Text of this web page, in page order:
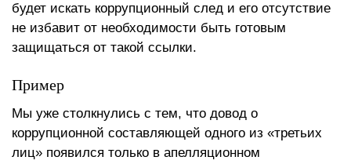
будет искать коррупционный след и его отсутствие
не избавит от необходимости быть готовым
защищаться от такой ссылки.
Пример
Мы уже столкнулись с тем, что довод о
коррупционной составляющей одного из «третьих
лиц» появился только в апелляционном